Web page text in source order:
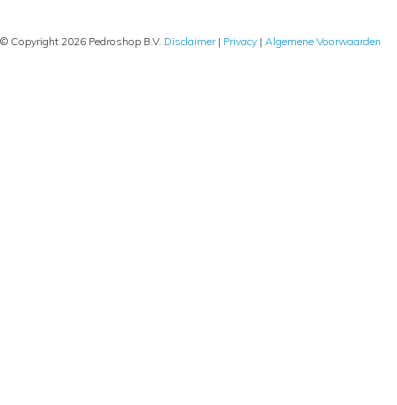
© Copyright 2026 Pedroshop B.V. Disclaimer| Privacy | Algemene Voorwaarden